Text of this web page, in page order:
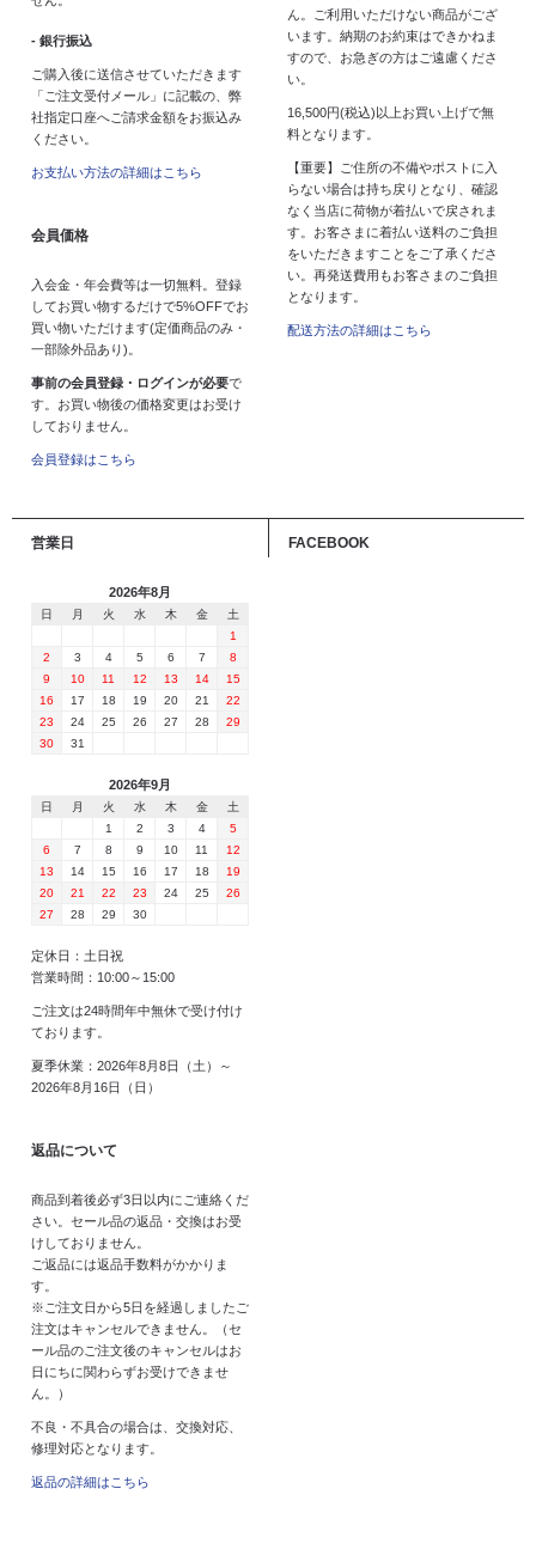
- 銀行振込
ご購入後に送信させていただきます
「ご注文受付メール」に記載の、弊
社指定口座へご請求金額をお振込み
ください。
お支払い方法の詳細はこちら
会員価格
入会金・年会費等は一切無料。登録
してお買い物するだけで5%OFFでお
買い物いただけます(定価商品のみ・
一部除外品あり)。
事前の会員登録・ログインが必要で
す。お買い物後の価格変更はお受け
しておりません。
会員登録はこちら
ん。ご利用いただけない商品がござ
います。納期のお約束はできかねま
すので、お急ぎの方はご遠慮くださ
い。
16,500円(税込)以上お買い上げで無
料となります。
【重要】ご住所の不備やポストに入
らない場合は持ち戻りとなり、確認
なく当店に荷物が着払いで戻されま
す。お客さまに着払い送料のご負担
をいただきますことをご了承くださ
い。再発送費用もお客さまのご負担
となります。
配送方法の詳細はこちら
営業日
2026年8月
日 月 火 水 木 金
土
1
2
3 4 5 6 7
8
9
10 11 12 13 14
15
16
17 18 19 20 21
22
23
24 25 26 27 28
29
30
31
2026年9月
日 月 火 水 木 金
土
1
2 3 4
5
6
7 8 9 10 11
12
13
14 15 16 17 18
19
20
21 22 23 24 25
26
27
28 29 30
定休日：土日祝
営業時間：10:00～15:00
ご注文は24時間年中無休で受け付け
ております。
夏季休業：2026年8月8日（土）～
2026年8月16日（日）
返品について
商品到着後必ず3日以内にご連絡くだ
さい。セール品の返品・交換はお受
けしておりません。
ご返品には返品手数料がかかりま
す。
※ご注文日から5日を経過しましたご
注文はキャンセルできません。（セ
ール品のご注文後のキャンセルはお
日にちに関わらずお受けできませ
ん。）
不良・不具合の場合は、交換対応、
修理対応となります。
返品の詳細はこちら
FACEBOOK